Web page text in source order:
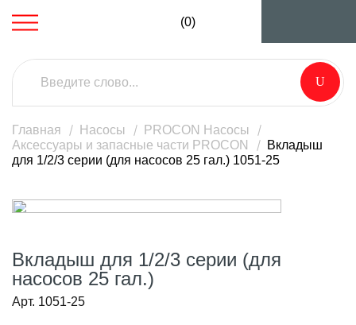
(0)
Главная Насосы
PROCON Насосы
Аксессуары и запасные части PROCON
Вкладыш
для 1/2/3 серии (для насосов 25 гал.) 1051-25
Вкладыш для 1/2/3 серии (для
насосов 25 гал.)
Арт. 1051-25